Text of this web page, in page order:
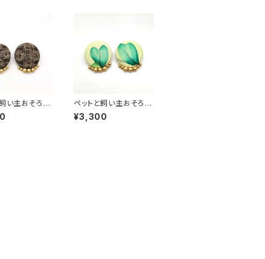
い主おそろい
ペアルック 大
トロ アンテ
ペットと飼い主おそろい
【ピアス】 ペアルック 大
正ロマン レトロ アンテ
¥3,300